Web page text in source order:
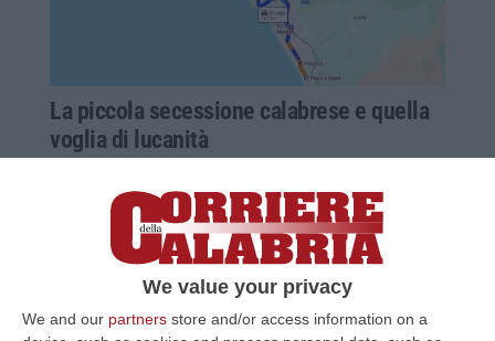
We value your privacy
We and our partners store and/or access information on a
La piccola secessione calabrese e quella
voglia di lucanità
Tortora, Praia a Mare e Aieta dalla Calabria e
annetterle alla Basilicata
Pubblicato il: 17/03/24 – 7:00